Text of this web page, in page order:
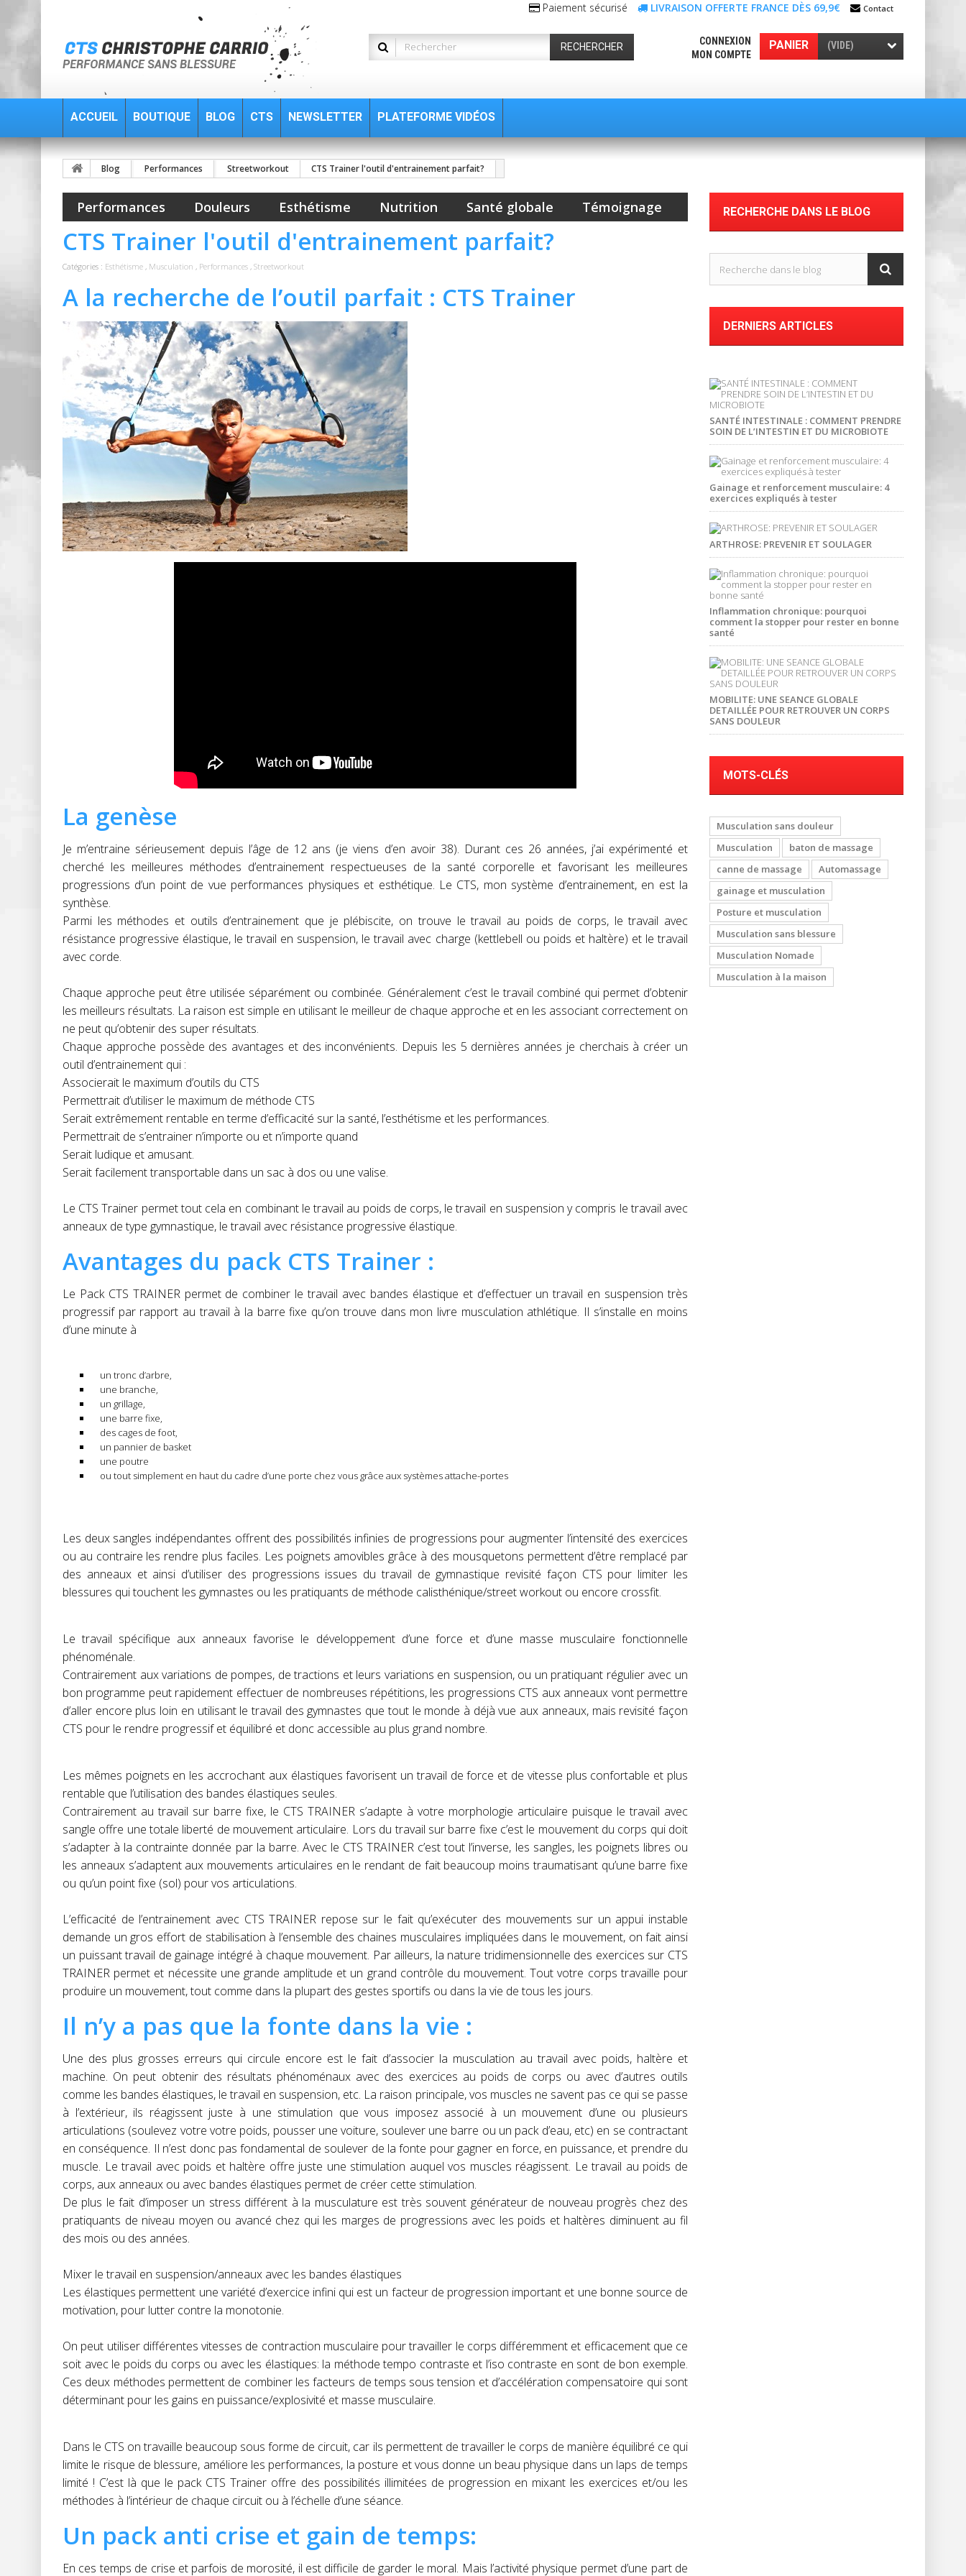
Paiement sécurisé LIVRAISON OFFERTE FRANCE DÈS 69,9€ Contact
PANIER (VIDE)
CONNEXION
MON COMPTE
RECHERCHER
ACCUEIL BOUTIQUE BLOG CTS NEWSLETTER PLATEFORME VIDÉOS
Blog Performances Streetworkout CTS Trainer l'outil d'entrainement parfait?
Performances Douleurs Esthétisme Nutrition Santé globale Témoignage
CTS Trainer l'outil d'entrainement parfait?
Catégories : Esthétisme , Musculation , Performances , Streetworkout
A la recherche de l’outil parfait : CTS Trainer
La genèse
Je m’entraine sérieusement depuis l’âge de 12 ans (je viens d’en avoir 38). Durant ces 26 années, j’ai expérimenté et
cherché les meilleures méthodes d’entrainement respectueuses de la santé corporelle et favorisant les meilleures
progressions d’un point de vue performances physiques et esthétique. Le CTS, mon système d’entrainement, en est la
synthèse.
Parmi les méthodes et outils d’entrainement que je plébiscite, on trouve le travail au poids de corps, le travail avec
résistance progressive élastique, le travail en suspension, le travail avec charge (kettlebell ou poids et haltère) et le travail
avec corde.
Chaque approche peut être utilisée séparément ou combinée. Généralement c’est le travail combiné qui permet d’obtenir
les meilleurs résultats. La raison est simple en utilisant le meilleur de chaque approche et en les associant correctement on
ne peut qu’obtenir des super résultats.
Chaque approche possède des avantages et des inconvénients. Depuis les 5 dernières années je cherchais à créer un
outil d’entrainement qui :
Associerait le maximum d’outils du CTS
Permettrait d’utiliser le maximum de méthode CTS
Serait extrêmement rentable en terme d’efficacité sur la santé, l’esthétisme et les performances.
Permettrait de s’entrainer n’importe ou et n’importe quand
Serait ludique et amusant.
Serait facilement transportable dans un sac à dos ou une valise.
Le CTS Trainer permet tout cela en combinant le travail au poids de corps, le travail en suspension y compris le travail avec
anneaux de type gymnastique, le travail avec résistance progressive élastique.
Avantages du pack CTS Trainer :
Le Pack CTS TRAINER permet de combiner le travail avec bandes élastique et d’effectuer un travail en suspension très
progressif par rapport au travail à la barre fixe qu’on trouve dans mon livre musculation athlétique. Il s’installe en moins
d’une minute à
un tronc d’arbre,
une branche,
un grillage,
une barre fixe,
des cages de foot,
un pannier de basket
une poutre
ou tout simplement en haut du cadre d’une porte chez vous grâce aux systèmes attache-portes
Les deux sangles indépendantes offrent des possibilités infinies de progressions pour augmenter l’intensité des exercices
ou au contraire les rendre plus faciles. Les poignets amovibles grâce à des mousquetons permettent d’être remplacé par
des anneaux et ainsi d’utiliser des progressions issues du travail de gymnastique revisité façon CTS pour limiter les
blessures qui touchent les gymnastes ou les pratiquants de méthode calisthénique/street workout ou encore crossfit.
Le travail spécifique aux anneaux favorise le développement d’une force et d’une masse musculaire fonctionnelle
phénoménale.
Contrairement aux variations de pompes, de tractions et leurs variations en suspension, ou un pratiquant régulier avec un
bon programme peut rapidement effectuer de nombreuses répétitions, les progressions CTS aux anneaux vont permettre
d’aller encore plus loin en utilisant le travail des gymnastes que tout le monde à déjà vue aux anneaux, mais revisité façon
CTS pour le rendre progressif et équilibré et donc accessible au plus grand nombre.
Les mêmes poignets en les accrochant aux élastiques favorisent un travail de force et de vitesse plus confortable et plus
rentable que l’utilisation des bandes élastiques seules.
Contrairement au travail sur barre fixe, le CTS TRAINER s’adapte à votre morphologie articulaire puisque le travail avec
sangle offre une totale liberté de mouvement articulaire. Lors du travail sur barre fixe c’est le mouvement du corps qui doit
s’adapter à la contrainte donnée par la barre. Avec le CTS TRAINER c’est tout l’inverse, les sangles, les poignets libres ou
les anneaux s’adaptent aux mouvements articulaires en le rendant de fait beaucoup moins traumatisant qu’une barre fixe
ou qu’un point fixe (sol) pour vos articulations.
L’efficacité de l’entrainement avec CTS TRAINER repose sur le fait qu’exécuter des mouvements sur un appui instable
demande un gros effort de stabilisation à l’ensemble des chaines musculaires impliquées dans le mouvement, on fait ainsi
un puissant travail de gainage intégré à chaque mouvement. Par ailleurs, la nature tridimensionnelle des exercices sur CTS
TRAINER permet et nécessite une grande amplitude et un grand contrôle du mouvement. Tout votre corps travaille pour
produire un mouvement, tout comme dans la plupart des gestes sportifs ou dans la vie de tous les jours.
Il n’y a pas que la fonte dans la vie :
Une des plus grosses erreurs qui circule encore est le fait d’associer la musculation au travail avec poids, haltère et
machine. On peut obtenir des résultats phénoménaux avec des exercices au poids de corps ou avec d’autres outils
comme les bandes élastiques, le travail en suspension, etc. La raison principale, vos muscles ne savent pas ce qui se passe
à l’extérieur, ils réagissent juste à une stimulation que vous imposez associé à un mouvement d’une ou plusieurs
articulations (soulevez votre votre poids, pousser une voiture, soulever une barre ou un pack d’eau, etc) en se contractant
en conséquence. Il n’est donc pas fondamental de soulever de la fonte pour gagner en force, en puissance, et prendre du
muscle. Le travail avec poids et haltère offre juste une stimulation auquel vos muscles réagissent. Le travail au poids de
corps, aux anneaux ou avec bandes élastiques permet de créer cette stimulation.
De plus le fait d’imposer un stress différent à la musculature est très souvent générateur de nouveau progrès chez des
pratiquants de niveau moyen ou avancé chez qui les marges de progressions avec les poids et haltères diminuent au fil
des mois ou des années.
Mixer le travail en suspension/anneaux avec les bandes élastiques
Les élastiques permettent une variété d’exercice infini qui est un facteur de progression important et une bonne source de
motivation, pour lutter contre la monotonie.
On peut utiliser différentes vitesses de contraction musculaire pour travailler le corps différemment et efficacement que ce
soit avec le poids du corps ou avec les élastiques: la méthode tempo contraste et l’iso contraste en sont de bon exemple.
Ces deux méthodes permettent de combiner les facteurs de temps sous tension et d’accélération compensatoire qui sont
déterminant pour les gains en puissance/explosivité et masse musculaire.
Dans le CTS on travaille beaucoup sous forme de circuit, car ils permettent de travailler le corps de manière équilibré ce qui
limite le risque de blessure, améliore les performances, la posture et vous donne un beau physique dans un laps de temps
limité ! C’est là que le pack CTS Trainer offre des possibilités illimitées de progression en mixant les exercices et/ou les
méthodes à l’intérieur de chaque circuit ou à l’échelle d’une séance.
Un pack anti crise et gain de temps:
En ces temps de crise et parfois de morosité, il est difficile de garder le moral. Mais l’activité physique permet d’une part de
RECHERCHE DANS LE BLOG
DERNIERS ARTICLES
SANTÉ INTESTINALE : COMMENT PRENDRE
SOIN DE L’INTESTIN ET DU MICROBIOTE
Gainage et renforcement musculaire: 4
exercices expliqués à tester
ARTHROSE: PREVENIR ET SOULAGER
Inflammation chronique: pourquoi
comment la stopper pour rester en bonne
santé
MOBILITE: UNE SEANCE GLOBALE
DETAILLÉE POUR RETROUVER UN CORPS
SANS DOULEUR
MOTS-CLÉS
Musculation sans douleur
Musculation
baton de massage
canne de massage
Automassage
gainage et musculation
Posture et musculation
Musculation sans blessure
Musculation Nomade
Musculation à la maison